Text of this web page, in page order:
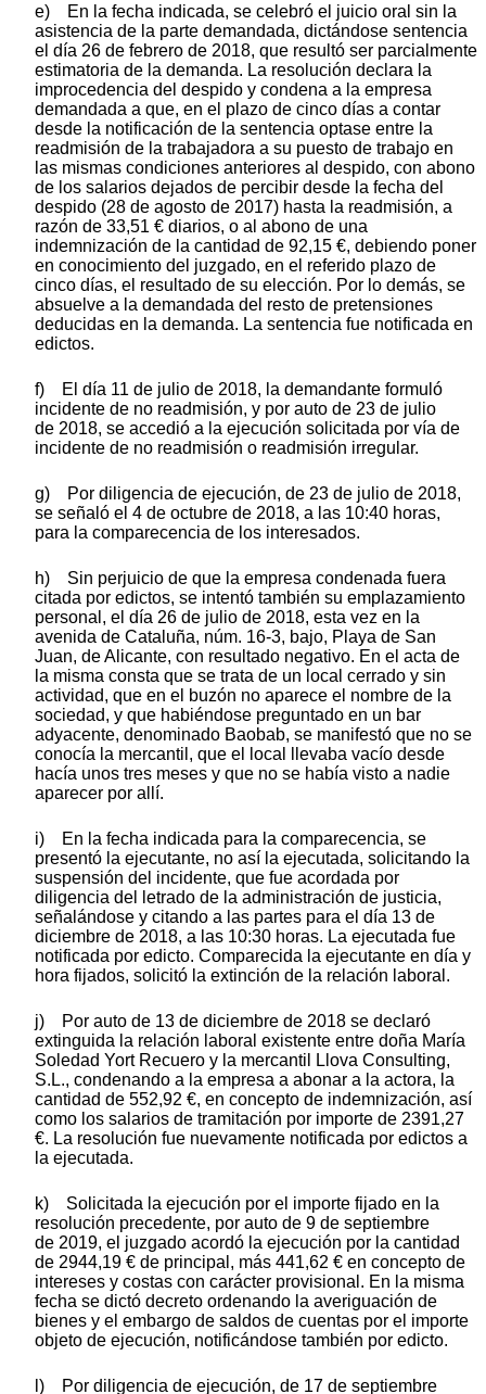
e) En la fecha indicada, se celebró el juicio oral sin la
asistencia de la parte demandada, dictándose sentencia
el día 26 de febrero de 2018, que resultó ser parcialmente
estimatoria de la demanda. La resolución declara la
improcedencia del despido y condena a la empresa
demandada a que, en el plazo de cinco días a contar
desde la notificación de la sentencia optase entre la
readmisión de la trabajadora a su puesto de trabajo en
las mismas condiciones anteriores al despido, con abono
de los salarios dejados de percibir desde la fecha del
despido (28 de agosto de 2017) hasta la readmisión, a
razón de 33,51 € diarios, o al abono de una
indemnización de la cantidad de 92,15 €, debiendo poner
en conocimiento del juzgado, en el referido plazo de
cinco días, el resultado de su elección. Por lo demás, se
absuelve a la demandada del resto de pretensiones
deducidas en la demanda. La sentencia fue notificada en
edictos.
f) El día 11 de julio de 2018, la demandante formuló
incidente de no readmisión, y por auto de 23 de julio
de 2018, se accedió a la ejecución solicitada por vía de
incidente de no readmisión o readmisión irregular.
g) Por diligencia de ejecución, de 23 de julio de 2018,
se señaló el 4 de octubre de 2018, a las 10:40 horas,
para la comparecencia de los interesados.
h) Sin perjuicio de que la empresa condenada fuera
citada por edictos, se intentó también su emplazamiento
personal, el día 26 de julio de 2018, esta vez en la
avenida de Cataluña, núm. 16-3, bajo, Playa de San
Juan, de Alicante, con resultado negativo. En el acta de
la misma consta que se trata de un local cerrado y sin
actividad, que en el buzón no aparece el nombre de la
sociedad, y que habiéndose preguntado en un bar
adyacente, denominado Baobab, se manifestó que no se
conocía la mercantil, que el local llevaba vacío desde
hacía unos tres meses y que no se había visto a nadie
aparecer por allí.
i) En la fecha indicada para la comparecencia, se
presentó la ejecutante, no así la ejecutada, solicitando la
suspensión del incidente, que fue acordada por
diligencia del letrado de la administración de justicia,
señalándose y citando a las partes para el día 13 de
diciembre de 2018, a las 10:30 horas. La ejecutada fue
notificada por edicto. Comparecida la ejecutante en día y
hora fijados, solicitó la extinción de la relación laboral.
j) Por auto de 13 de diciembre de 2018 se declaró
extinguida la relación laboral existente entre doña María
Soledad Yort Recuero y la mercantil Llova Consulting,
S.L., condenando a la empresa a abonar a la actora, la
cantidad de 552,92 €, en concepto de indemnización, así
como los salarios de tramitación por importe de 2391,27
€. La resolución fue nuevamente notificada por edictos a
la ejecutada.
k) Solicitada la ejecución por el importe fijado en la
resolución precedente, por auto de 9 de septiembre
de 2019, el juzgado acordó la ejecución por la cantidad
de 2944,19 € de principal, más 441,62 € en concepto de
intereses y costas con carácter provisional. En la misma
fecha se dictó decreto ordenando la averiguación de
bienes y el embargo de saldos de cuentas por el importe
objeto de ejecución, notificándose también por edicto.
l) Por diligencia de ejecución, de 17 de septiembre